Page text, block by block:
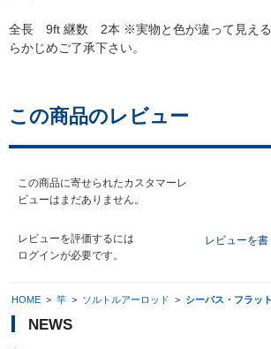
全長 9ft 継数 2本 ※実物と色が違って見える
らかじめご了承下さい。
この商品のレビュー
この商品に寄せられたカスタマーレ
ビューはまだありません。
レビューを評価するには
ログインが必要です。
レビューを書
HOME > 竿 > ソルトルアーロッド > シーバス・フラッ
NEWS